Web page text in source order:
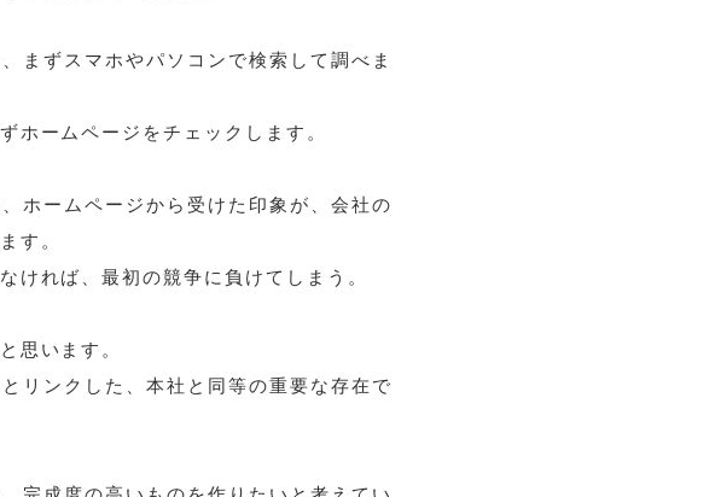
まずスマホやパソコンで検索して調べま
ホームページをチェックします。
ホームページから受けた印象が、会社の
す。
ければ、最初の競争に負けてしまう。
思います。
リンクした、本社と同等の重要な存在で